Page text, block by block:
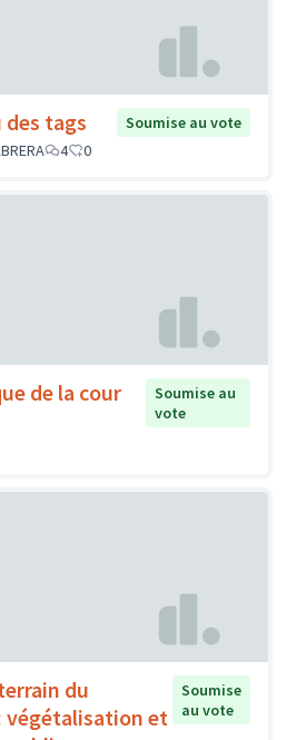
tags
Soumise au vote
4 0
de la cour
Soumise au
vote
du
végétalisation et
Soumise
au vote